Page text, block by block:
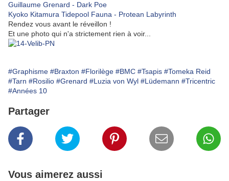
Guillaume Grenard - Dark Poe
Kyoko Kitamura Tidepool Fauna - Protean Labyrinth
Rendez vous avant le réveillon !
Et une photo qui n'a strictement rien à voir...
#Graphisme #Braxton #Florilège #BMC #Tsapis #Tomeka Reid
#Tarn #Rosilio #Grenard #Luzia von Wyl #Lüdemann #Tricentric
#Années 10
Partager
Vous aimerez aussi